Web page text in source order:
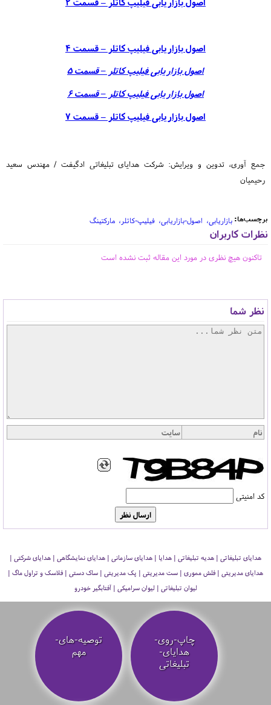
اصول بازاریابی فیلیپ کاتلر – قسمت 4
اصول بازاریابی فیلیپ کاتلر – قسمت 5
اصول بازاریابی فیلیپ کاتلر – قسمت 6
اصول بازاریابی فیلیپ کاتلر – قسمت 7
جمع آوری، تدوین و ویرایش: شرکت هدایای تبلیغاتی ادگیفت / مهندس سعید
رحیمیان
برچسب‌ها: بازاریابی اصول-بازاریابی فیلیپ-کاتلر مارکتینگ
نظرات کاربران
تاکنون هیچ نظری در مورد این مقاله ثبت نشده است
نظر شما
کد امنیتی
هدایای تبلیغاتی | هدیه تبلیغاتی | هدایا | هدایای سازمانی | هدایای نمایشگاهی | هدایای شرکتی |
هدایای مدیریتی | فلش مموری | ست مدیریتی | پک مدیریتی | ساک دستی | فلاسک و تراول ماگ |
لیوان تبلیغاتی | لیوان سرامیکی | آفتابگیر خودرو
چاپ-روی-
هدایای-
تبلیغاتی
توصیه‌-های-
مهم